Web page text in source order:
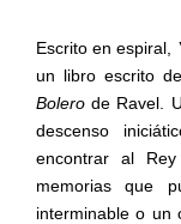
Escrito en espiral,
un libro escrito
Bolero de Ravel.
descenso
encontrar al
memorias que
interminable o un